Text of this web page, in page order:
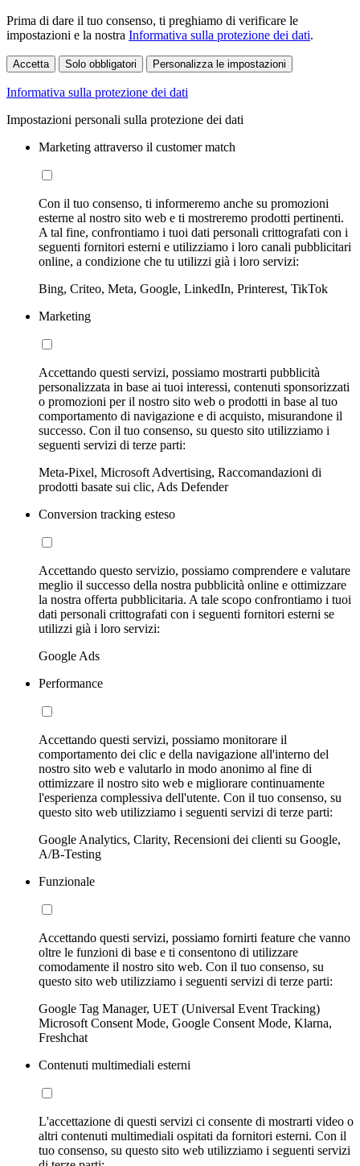
Prima di dare il tuo consenso, ti preghiamo di verificare le
impostazioni e la nostra Informativa sulla protezione dei dati.
Accetta Solo obbligatori Personalizza le impostazioni
Informativa sulla protezione dei dati
Impostazioni personali sulla protezione dei dati
Marketing attraverso il customer match
Con il tuo consenso, ti informeremo anche su promozioni
esterne al nostro sito web e ti mostreremo prodotti pertinenti.
A tal fine, confrontiamo i tuoi dati personali crittografati con i
seguenti fornitori esterni e utilizziamo i loro canali pubblicitari
online, a condizione che tu utilizzi già i loro servizi:
Bing, Criteo, Meta, Google, LinkedIn, Printerest, TikTok
Marketing
Accettando questi servizi, possiamo mostrarti pubblicità
personalizzata in base ai tuoi interessi, contenuti sponsorizzati
o promozioni per il nostro sito web o prodotti in base al tuo
comportamento di navigazione e di acquisto, misurandone il
successo. Con il tuo consenso, su questo sito utilizziamo i
seguenti servizi di terze parti:
Meta-Pixel, Microsoft Advertising, Raccomandazioni di
prodotti basate sui clic, Ads Defender
Conversion tracking esteso
Accettando questo servizio, possiamo comprendere e valutare
meglio il successo della nostra pubblicità online e ottimizzare
la nostra offerta pubblicitaria. A tale scopo confrontiamo i tuoi
dati personali crittografati con i seguenti fornitori esterni se
utilizzi già i loro servizi:
Google Ads
Performance
Accettando questi servizi, possiamo monitorare il
comportamento dei clic e della navigazione all'interno del
nostro sito web e valutarlo in modo anonimo al fine di
ottimizzare il nostro sito web e migliorare continuamente
l'esperienza complessiva dell'utente. Con il tuo consenso, su
questo sito web utilizziamo i seguenti servizi di terze parti:
Google Analytics, Clarity, Recensioni dei clienti su Google,
A/B-Testing
Funzionale
Accettando questi servizi, possiamo fornirti feature che vanno
oltre le funzioni di base e ti consentono di utilizzare
comodamente il nostro sito web. Con il tuo consenso, su
questo sito web utilizziamo i seguenti servizi di terze parti:
Google Tag Manager, UET (Universal Event Tracking)
Microsoft Consent Mode, Google Consent Mode, Klarna,
Freshchat
Contenuti multimediali esterni
L'accettazione di questi servizi ci consente di mostrarti video o
altri contenuti multimediali ospitati da fornitori esterni. Con il
tuo consenso, su questo sito web utilizziamo i seguenti servizi